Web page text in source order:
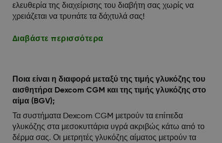
ελευθερία της διαχείρισης του διαβήτη σας χωρίς να
χρειάζεται να τρυπάτε τα δάχτυλά σας!
Διαβάστε περισσότερα
Ποια είναι η διαφορά μεταξύ της τιμής γλυκόζης του
αισθητήρα Dexcom CGM και της τιμής γλυκόζης στο
αίμα (BGV);
Τα συστήματα Dexcom CGM μετρούν τα επίπεδα
γλυκόζης στα μεσοκυττάρια υγρά ακριβώς κάτω από το
δέρμα σας. Οι μετρητές γλυκόζης αίματος μετρούν τα